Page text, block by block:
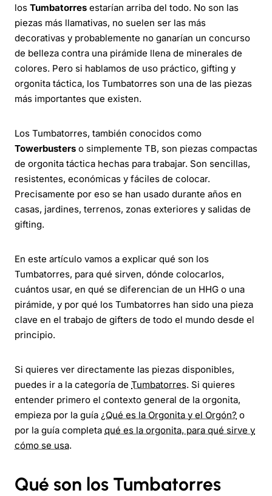
los Tumbatorres estarían arriba del todo. No son las
piezas más llamativas, no suelen ser las más
decorativas y probablemente no ganarían un concurso
de belleza contra una pirámide llena de minerales de
colores. Pero si hablamos de uso práctico, gifting y
orgonita táctica, los Tumbatorres son una de las piezas
más importantes que existen.
Los Tumbatorres, también conocidos como
Towerbusters o simplemente TB, son piezas compactas
de orgonita táctica hechas para trabajar. Son sencillas,
resistentes, económicas y fáciles de colocar.
Precisamente por eso se han usado durante años en
casas, jardines, terrenos, zonas exteriores y salidas de
gifting.
En este artículo vamos a explicar qué son los
Tumbatorres, para qué sirven, dónde colocarlos,
cuántos usar, en qué se diferencian de un HHG o una
pirámide, y por qué los Tumbatorres han sido una pieza
clave en el trabajo de gifters de todo el mundo desde el
principio.
Si quieres ver directamente las piezas disponibles,
puedes ir a la categoría de Tumbatorres. Si quieres
entender primero el contexto general de la orgonita,
empieza por la guía ¿Qué es la Orgonita y el Orgón? o
por la guía completa qué es la orgonita, para qué sirve y
cómo se usa.
Qué son los Tumbatorres